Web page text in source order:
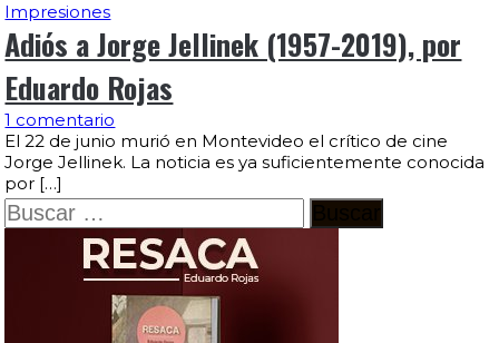
Impresiones
Adiós a Jorge Jellinek (1957-2019), por
Eduardo Rojas
1 comentario
El 22 de junio murió en Montevideo el crítico de cine
Jorge Jellinek. La noticia es ya suficientemente conocida
por […]
Buscar: